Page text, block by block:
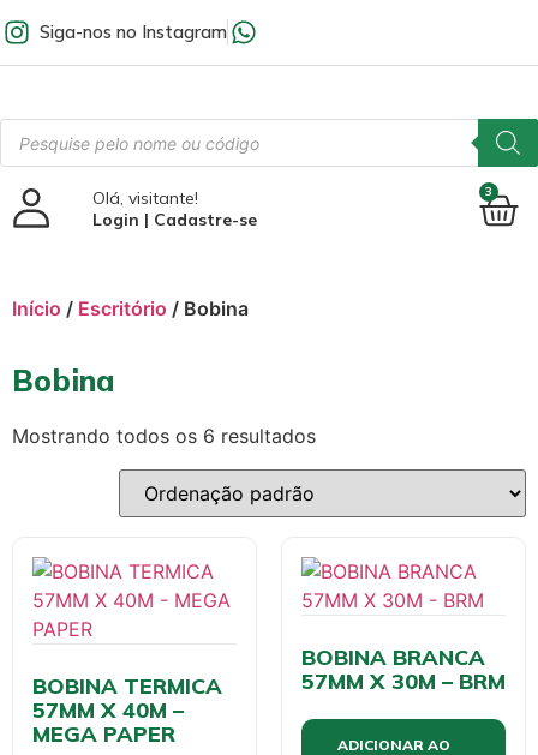
Siga-nos no Instagram
Olá, visitante!
Login | Cadastre-se
3
Início / Escritório / Bobina
Bobina
Mostrando todos os 6 resultados
BOBINA TERMICA
57MM X 40M –
MEGA PAPER
BOBINA BRANCA
57MM X 30M – BRM
ADICIONAR AO